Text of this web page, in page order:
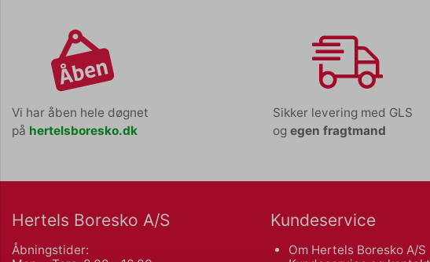
Vi har åben hele døgnet
på hertelsboresko.dk
Sikker levering med GLS
ogegen fragtmand
Hertels Boresko A/S
Åbningstider:
Kundeservice
Om Hertels Boresko A/S